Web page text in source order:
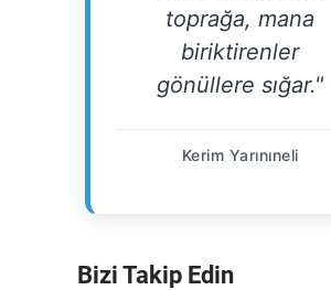
toprağa, mana
biriktirenler
gönüllere sığar."
Kerim Yarınıneli
Bizi Takip Edin